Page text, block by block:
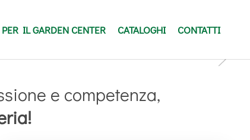
PER IL GARDEN CENTER CATALOGHI CONTATTI
e competenza,